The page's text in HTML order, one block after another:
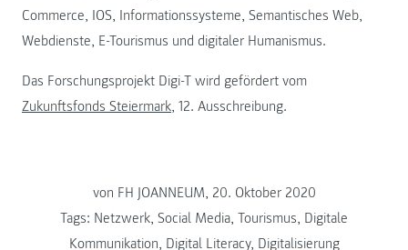
Commerce, IOS, Informationssysteme, Semantisches Web,
Webdienste, E-Tourismus und digitaler Humanismus.
Das Forschungsprojekt Digi-T wird gefördert vom
Zukunftsfonds Steiermark, 12. Ausschreibung.
von FH JOANNEUM, 20. Oktober 2020
Tags: Netzwerk, Social Media, Tourismus, Digitale
Kommunikation, Digital Literacy, Digitalisierung